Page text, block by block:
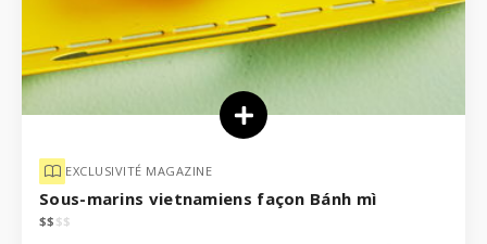
EXCLUSIVITÉ MAGAZINE
Sous-marins vietnamiens façon Bánh mì
$$ $$